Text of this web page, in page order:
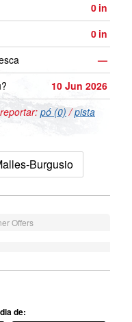
0 in
0 in
—
10 Jun 2026
pó (0) /pista
Burgusio
Offers
de: